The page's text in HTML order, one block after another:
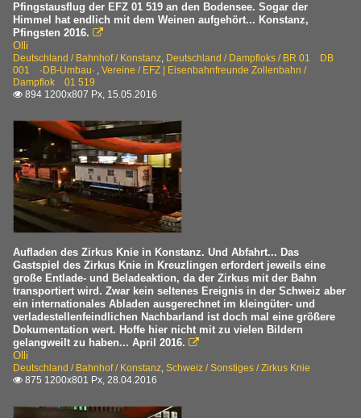
Pfingstausflug der EFZ 01 519 an den Bodensee. Sogar der
Himmel hat endlich mit dem Weinen aufgehört... Konstanz,
Pfingsten 2016. 
Olli
Deutschland / Bahnhof / Konstanz, Deutschland / Dampfloks / BR 01 DB
001 ·DB-Umbau· , Vereine / EFZ | Eisenbahnfreunde Zollenbahn /
Dampflok 01 519
 894 1200x807 Px, 15.05.2016
Aufladen des Zirkus Knie in Konstanz. Und Abfahrt... Das
Gastspiel des Zirkus Knie in Kreuzlingen erfordert jeweils eine
große Entlade- und Beladeaktion, da der Zirkus mit der Bahn
transportiert wird. Zwar kein seltenes Ereignis in der Schweiz aber
ein internationales Abladen ausgerechnet im kleingüter- und
verladestellenfeindlichen Nachbarland ist doch mal eine größere
Dokumentation wert. Hoffe hier nicht mit zu vielen Bildern
gelangweilt zu haben... April 2016. 
Olli
Deutschland / Bahnhof / Konstanz, Schweiz / Sonstiges / Zirkus Knie
 875 1200x801 Px, 28.04.2016